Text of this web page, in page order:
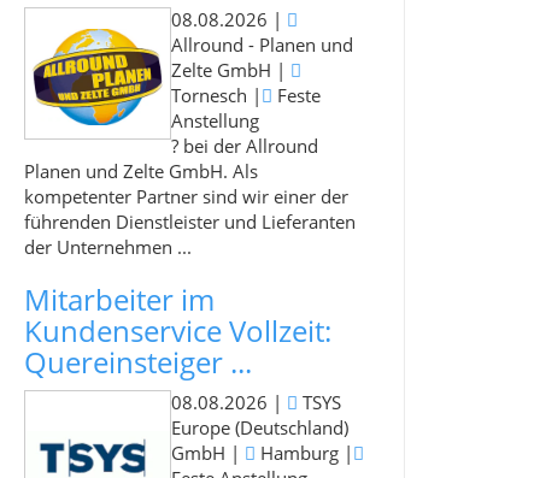
08.08.2026 |
Allround - Planen und
Zelte GmbH |
Tornesch |
Feste
Anstellung
? bei der Allround
Planen und Zelte GmbH. Als
kompetenter Partner sind wir einer der
führenden Dienstleister und Lieferanten
der Unternehmen ...
Mitarbeiter im
Kundenservice Vollzeit:
Quereinsteiger ...
08.08.2026 |
TSYS
Europe (Deutschland)
GmbH | Hamburg |